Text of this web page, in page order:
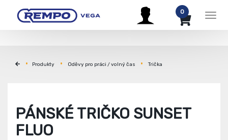
0
Produkty Oděvy pro práci / volný čas Trička
PÁNSKÉ TRIČKO SUNSET
FLUO